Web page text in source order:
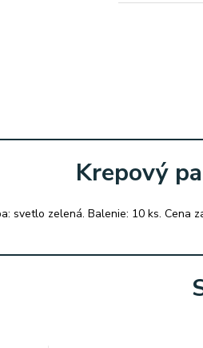
Krepový
svetlo zelená. Balenie: 10 ks. Cena